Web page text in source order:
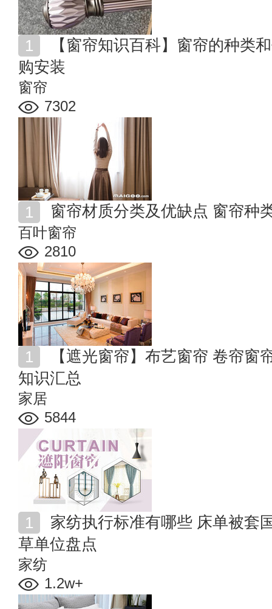
购安装
窗帘
7302
窗帘材质分类及优缺点 窗帘种
百叶窗帘
2810
知识汇总
家居
5844
草单位盘点
家纺
1.2w+